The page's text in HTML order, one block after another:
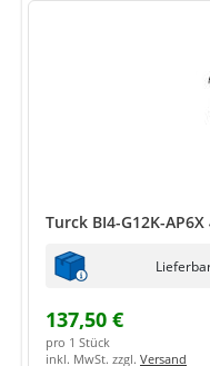
Turck BI4-G12K-AP6X
137,50 €
pro 1 Stück
inkl. MwSt. zzgl. Versand